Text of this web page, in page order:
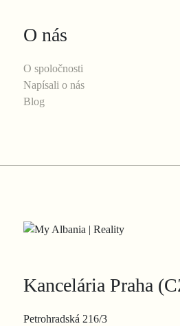
O nás
O spoločnosti
Napísali o nás
Blog
Kancelária Praha
Petrohradská 216/3